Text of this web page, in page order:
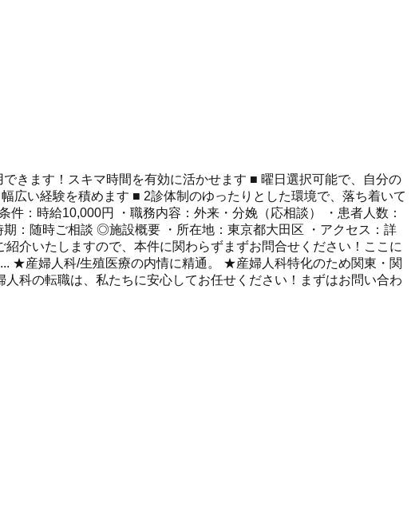
ます！スキマ時間を有効に活かせます ■ 曜日選択可能で、自分の
広い経験を積めます ■ 2診体制のゆったりとした環境で、落ち着いて
：時給10,000円 ・職務内容：外来・分娩（応相談） ・患者人数：
：随時ご相談 ◎施設概要 ・所在地：東京都大田区 ・アクセス：詳
ますので、本件に関わらずまずお問合せください！ここに
★産婦人科/生殖医療の内情に精通。 ★産婦人科特化のため関東・関
科の転職は、私たちに安心してお任せください！まずはお問い合わ